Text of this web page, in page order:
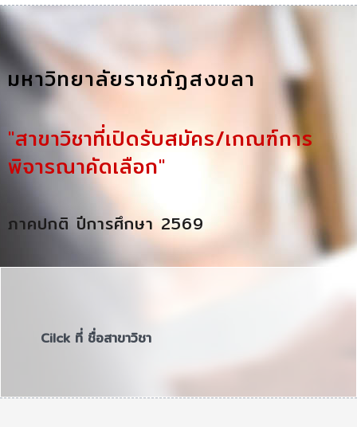
มหาวิทยาลัยราชภัฏสงขลา
"สาขาวิชาที่เปิดรับสมัคร/เกณฑ์การ
พิจารณาคัดเลือก"
ภาคปกติ ปีการศึกษา 2569
Cilck ที่ ชื่อสาขาวิชา